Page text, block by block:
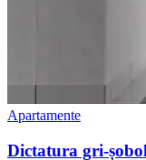
Apartamente
Dictatura gri-